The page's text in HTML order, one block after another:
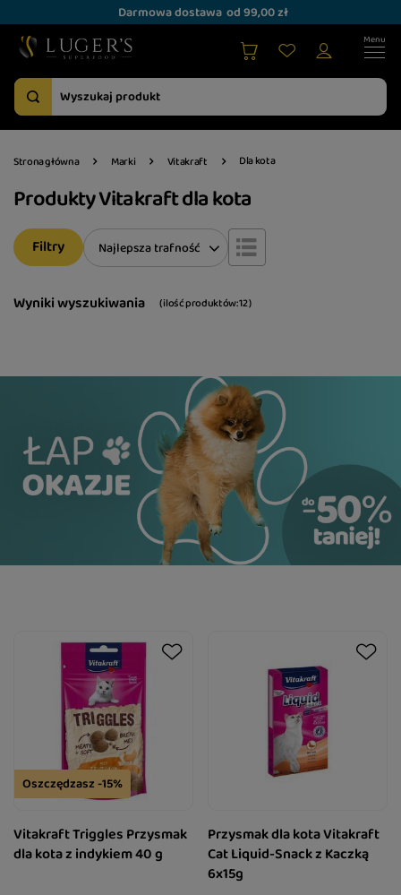
Darmowa dostawa od 99,00 zł
Strona główna Marki Vitakraft Dla kota
Produkty Vitakraft dla kota
Wyniki wyszukiwania ( ilość produktów:12)
Zmień sortowanie
Najlepsza trafność
Filtry
Oszczędzasz -15%
Vitakraft Triggles Przysmak
dla kota z indykiem 40 g
Przysmak dla kota Vitakraft
Cat Liquid-Snack z Kaczką
6x15g